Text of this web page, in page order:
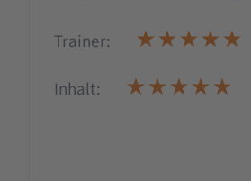
Trainer:
Inhalt: